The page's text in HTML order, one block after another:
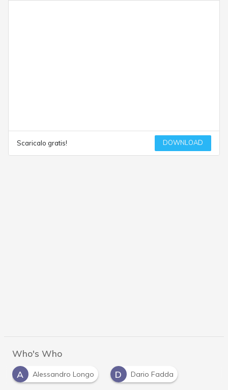
Scaricalo gratis! DOWNLOAD
Who's Who
A
Alessandro Longo D Dario Fadda